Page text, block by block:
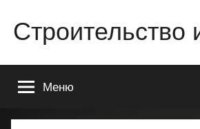
содержимому
Строительство
строительстве
ремонте
Меню